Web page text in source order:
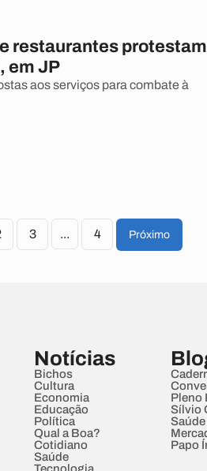
restaurantes protestam
em JP
aos serviços para combate à
3 ... 4 Próximo
Notícias
Bichos
Cultura
Economia
Educação
Política
Qual a Boa?
Cotidiano
Saúde
Pleno
Sílvio
Papo